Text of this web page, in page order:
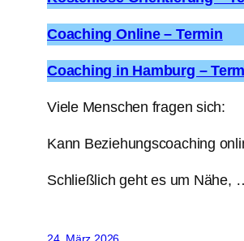
Coaching Online – Termin
Coaching in Hamburg –
Viele Menschen fragen sich:
Kann Beziehungscoaching
Schließlich geht es um Nähe,
24. März 2026